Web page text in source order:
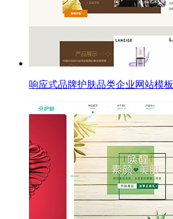
响应式品牌护肤品类企业网站模板